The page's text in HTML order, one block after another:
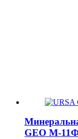
GEO М-